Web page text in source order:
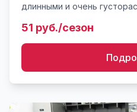
длинными и очень
оговаривается.Можн...
51 руб./сезон